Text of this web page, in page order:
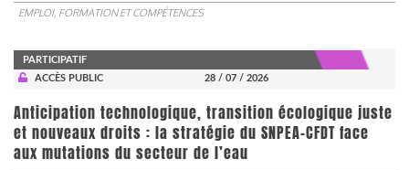
EMPLOI, FORMATION ET COMPÉTENCES
PARTICIPATIF
ACCÈS PUBLIC
28 / 07 / 2026
Anticipation technologique, transition écologique juste
et nouveaux droits : la stratégie du SNPEA-CFDT face
aux mutations du secteur de l’eau